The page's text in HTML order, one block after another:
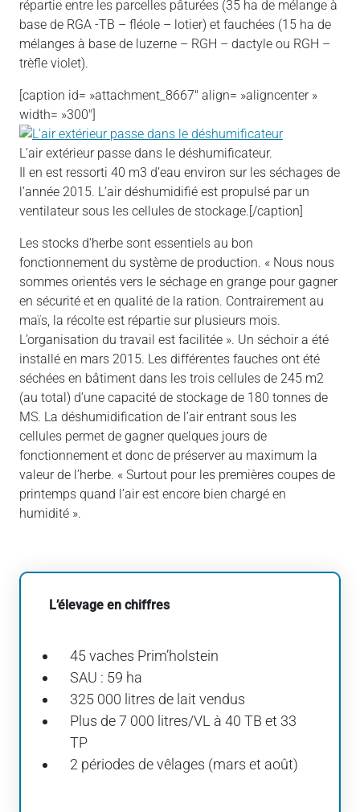
répartie entre les parcelles pâturées (35 ha de mélange à
base de RGA -TB – fléole – lotier) et fauchées (15 ha de
mélanges à base de luzerne – RGH – dactyle ou RGH –
trèfle violet).
[caption id= »attachment_8667″ align= »aligncenter »
width= »300″]
L’air extérieur passe dans le déshumificateur.
Il en est ressorti 40 m3 d’eau environ sur les séchages de
l’année 2015. L’air déshumidifié est propulsé par un
ventilateur sous les cellules de stockage.[/caption]
Les stocks d’herbe sont essentiels au bon
fonctionnement du système de production. « Nous nous
sommes orientés vers le séchage en grange pour gagner
en sécurité et en qualité de la ration. Contrairement au
maïs, la récolte est répartie sur plusieurs mois.
L’organisation du travail est facilitée ». Un séchoir a été
installé en mars 2015. Les différentes fauches ont été
séchées en bâtiment dans les trois cellules de 245 m2
(au total) d’une capacité de stockage de 180 tonnes de
MS. La déshumidification de l’air entrant sous les
cellules permet de gagner quelques jours de
fonctionnement et donc de préserver au maximum la
valeur de l’herbe. « Surtout pour les premières coupes de
printemps quand l’air est encore bien chargé en
humidité ».
L’élevage en chiffres
45 vaches Prim’holstein
SAU : 59 ha
325 000 litres de lait vendus
Plus de 7 000 litres/VL à 40 TB et 33
TP
2 périodes de vêlages (mars et août)